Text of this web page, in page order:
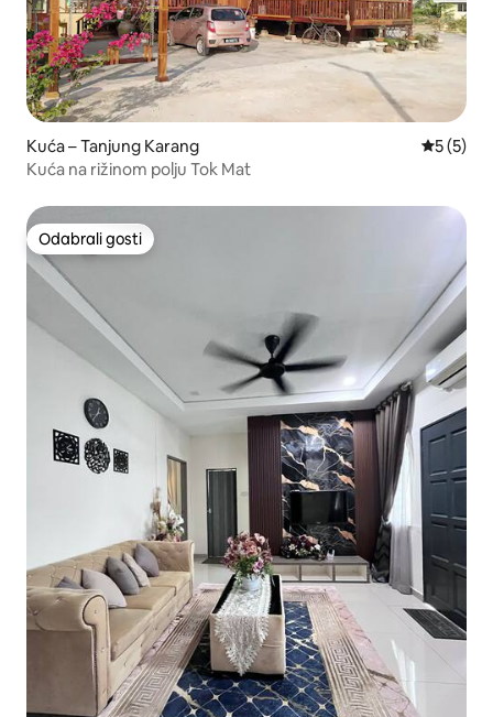
Kuća – Tanjung Karang
5 (5)
Kuća na rižinom polju Tok Mat
Odabrali gosti
Odabrali gosti